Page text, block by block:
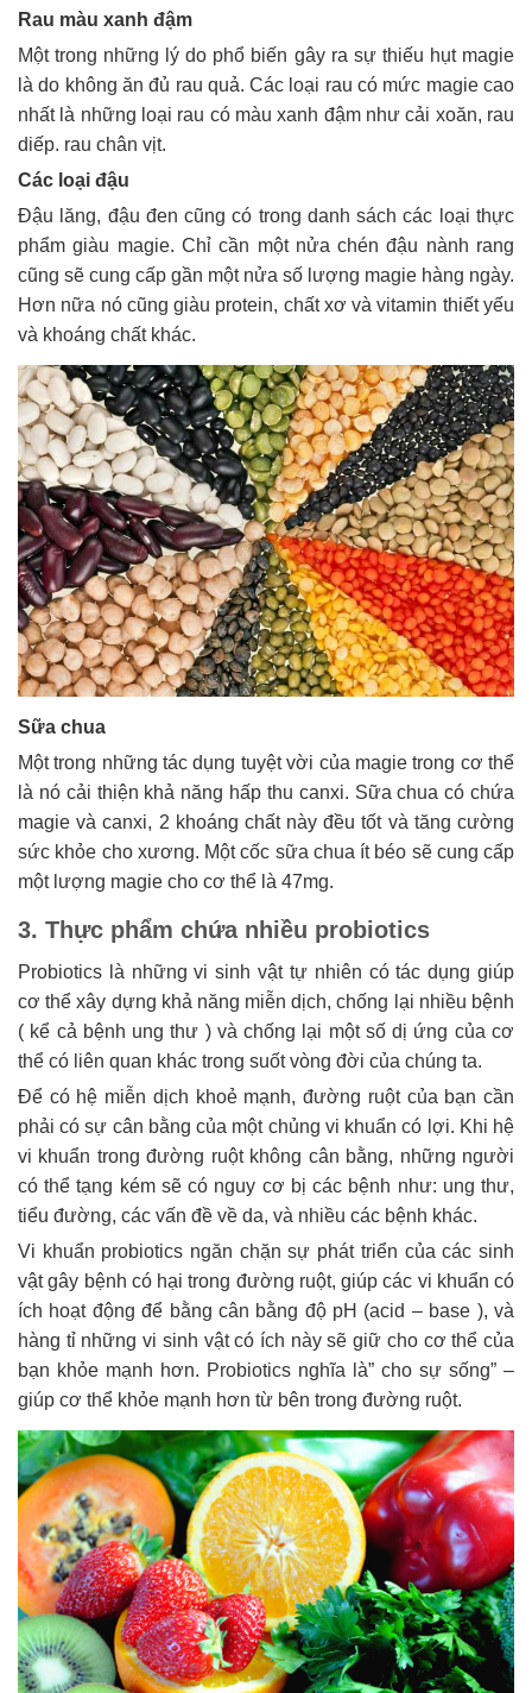
Rau màu xanh đậm
Một trong những lý do phổ biến gây ra sự thiếu hụt magie
là do không ăn đủ rau quả. Các loại rau có mức magie cao
nhất là những loại rau có màu xanh đậm như cải xoăn, rau
diếp. rau chân vịt.
Các loại đậu
Đậu lăng, đậu đen cũng có trong danh sách các loại thực
phẩm giàu magie. Chỉ cần một nửa chén đậu nành rang
cũng sẽ cung cấp gần một nửa số lượng magie hàng ngày.
Hơn nữa nó cũng giàu protein, chất xơ và vitamin thiết yếu
và khoáng chất khác.
Sữa chua
Một trong những tác dụng tuyệt vời của magie trong cơ thể
là nó cải thiện khả năng hấp thu canxi. Sữa chua có chứa
magie và canxi, 2 khoáng chất này đều tốt và tăng cường
sức khỏe cho xương. Một cốc sữa chua ít béo sẽ cung cấp
một lượng magie cho cơ thể là 47mg.
3. Thực phẩm chứa nhiều probiotics
Probiotics là những vi sinh vật tự nhiên có tác dụng giúp
cơ thể xây dựng khả năng miễn dịch, chống lại nhiều bệnh
( kể cả bệnh ung thư ) và chống lại một số dị ứng của cơ
thể có liên quan khác trong suốt vòng đời của chúng ta.
Để có hệ miễn dịch khoẻ mạnh, đường ruột của bạn cần
phải có sự cân bằng của một chủng vi khuẩn có lợi. Khi hệ
vi khuẩn trong đường ruột không cân bằng, những người
có thể tạng kém sẽ có nguy cơ bị các bệnh như: ung thư,
tiểu đường, các vấn đề về da, và nhiều các bệnh khác.
Vi khuẩn probiotics ngăn chặn sự phát triển của các sinh
vật gây bệnh có hại trong đường ruột, giúp các vi khuẩn có
ích hoạt động để bằng cân bằng độ pH (acid – base ), và
hàng tỉ những vi sinh vật có ích này sẽ giữ cho cơ thể của
bạn khỏe mạnh hơn. Probiotics nghĩa là” cho sự sống” –
giúp cơ thể khỏe mạnh hơn từ bên trong đường ruột.